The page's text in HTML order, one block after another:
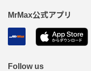
MrMax公式アプリ
Follow us